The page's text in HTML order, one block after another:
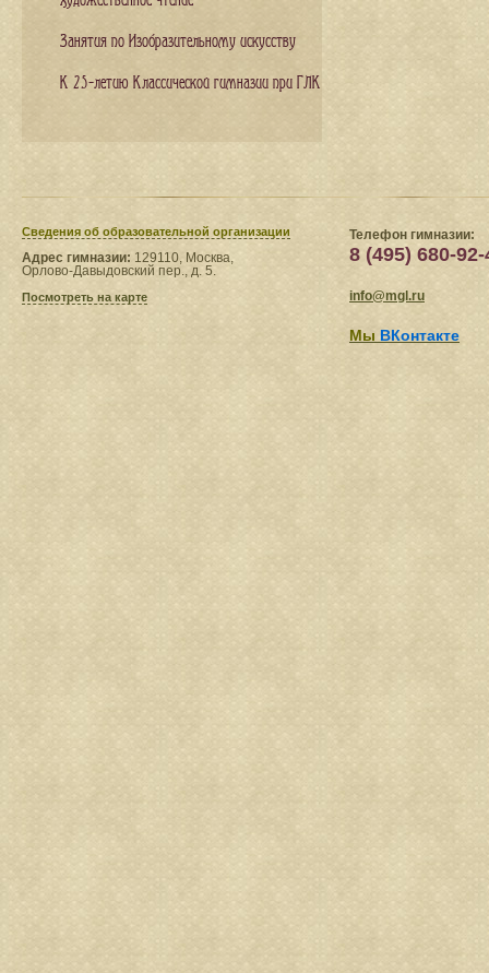
Занятия по Изобразительному искусству
К 25-летию Классической гимназии при ГЛК
Сведения​ об образовательной организации
Адрес гимназии: 129110, Москва,
Орлово-Давыдовский пер., д. 5.
Посмотреть на карте
Телефон гимназии:
8 (495) 680-92-
info@mgl.ru
Мы ВКонтакте